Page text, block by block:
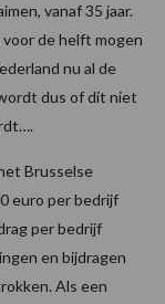
vanaf 35 jaar.
de helft mogen
nu al de
dus of dit niet
Brusselse
euro per bedrijf
per bedrijf
en bijdragen
Als een